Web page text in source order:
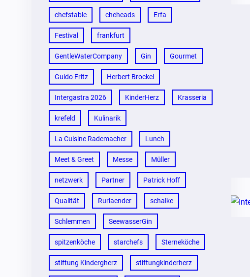
chefstable cheheads Erfa
Festival frankfurt
GentleWaterCompany Gin Gourmet
Guido Fritz Herbert Brockel
Intergastra 2026 KinderHerz Krasseria
krefeld Kulinarik
La Cuisine Rademacher Lunch
Meet & Greet Messe Müller
netzwerk Partner Patrick Hoff
Qualität Rurlaender schalke
Schlemmen SeewasserGin
spitzenköche starchefs Sterneköche
stiftung Kindergherz stiftungkinderherz